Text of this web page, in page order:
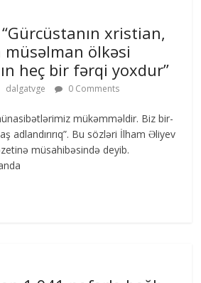
xristian,
müsəlman ölkəsi
heç bir fərqi yoxdur”
dalgatvge 0 Comments
mükəmməldir. Biz bir-
adlandırırıq”. Bu sözləri İlham Əliyev
müsahibəsində deyib.